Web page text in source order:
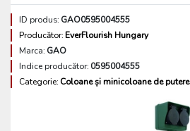
ID produs: GAO0595004555
Producător:EverFlourish Hungary
Marca: GAO
Indice producător: 0595004555
Categorie: Coloane și minicoloane de putere